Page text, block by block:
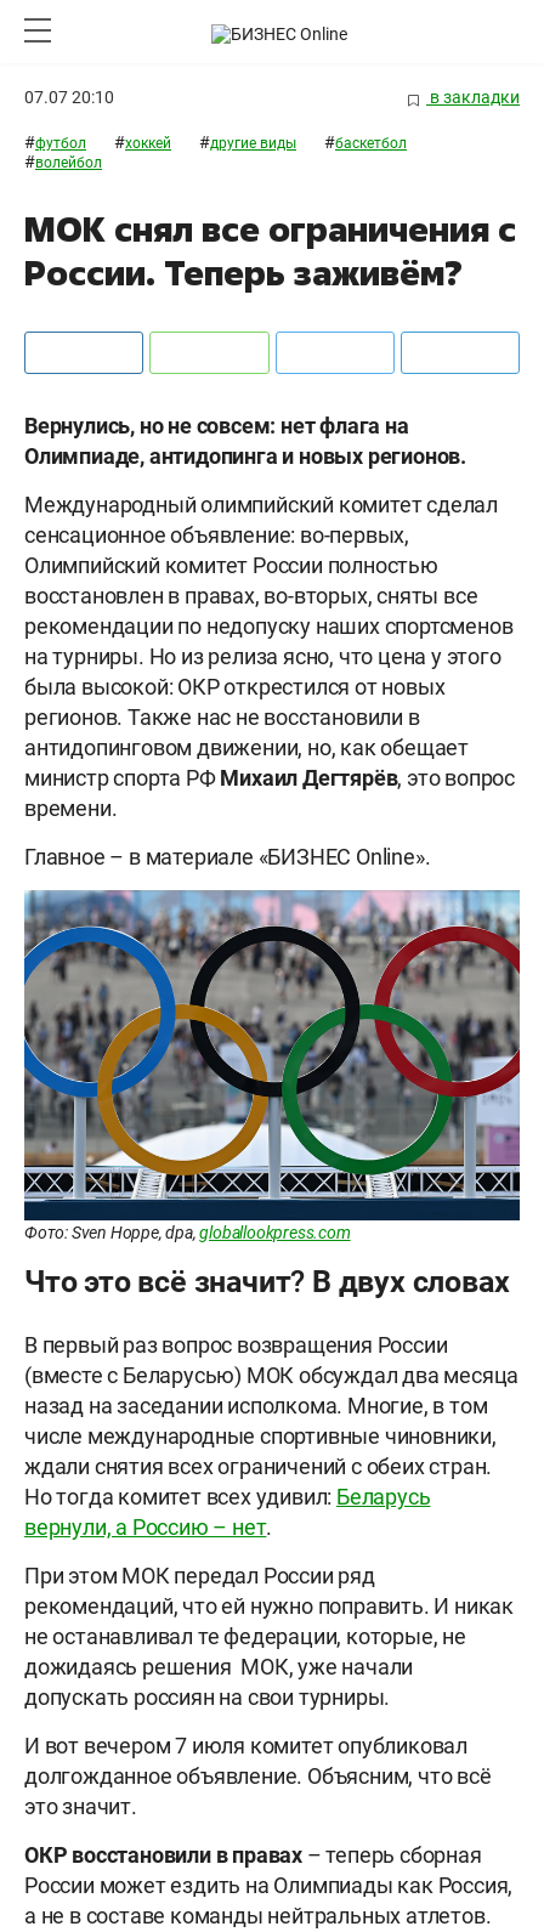
07.07 20:10 в закладки
#футбол #хоккей #другие виды #баскетбол
#волейбол
МОК снял все ограничения с
России. Теперь заживём?
Вернулись, но не совсем: нет флага на
Олимпиаде, антидопинга и новых регионов.
Международный олимпийский комитет сделал
сенсационное объявление: во-первых,
Олимпийский комитет России полностью
восстановлен в правах, во-вторых, сняты все
рекомендации по недопуску наших спортсменов
на турниры. Но из релиза ясно, что цена у этого
была высокой: ОКР открестился от новых
регионов. Также нас не восстановили в
антидопинговом движении, но, как обещает
министр спорта РФМихаилДегтярёв, это вопрос
времени.
Главное – в материале «БИЗНЕС Online».
Фото: Sven Hoppe, dpa,globallookpress.com
Что это всё значит? В двух словах
В первый раз вопрос возвращения России
(вместе с Беларусью) МОК обсуждал два месяца
назад на заседании исполкома. Многие, в том
числе международные спортивные чиновники,
ждали снятия всех ограничений с обеих стран.
Но тогда комитет всех удивил: Беларусь
вернули, а Россию – нет.
При этом МОК передал России ряд
рекомендаций, что ей нужно поправить. И никак
не останавливал те федерации, которые, не
дожидаясь решения МОК, уже начали
допускать россиян на свои турниры.
И вот вечером 7 июля комитет опубликовал
долгожданное объявление. Объясним, что всë
это значит.
ОКР восстановили в правах – теперь сборная
России может ездить на Олимпиады как Россия,
а не в составе команды нейтральных атлетов.